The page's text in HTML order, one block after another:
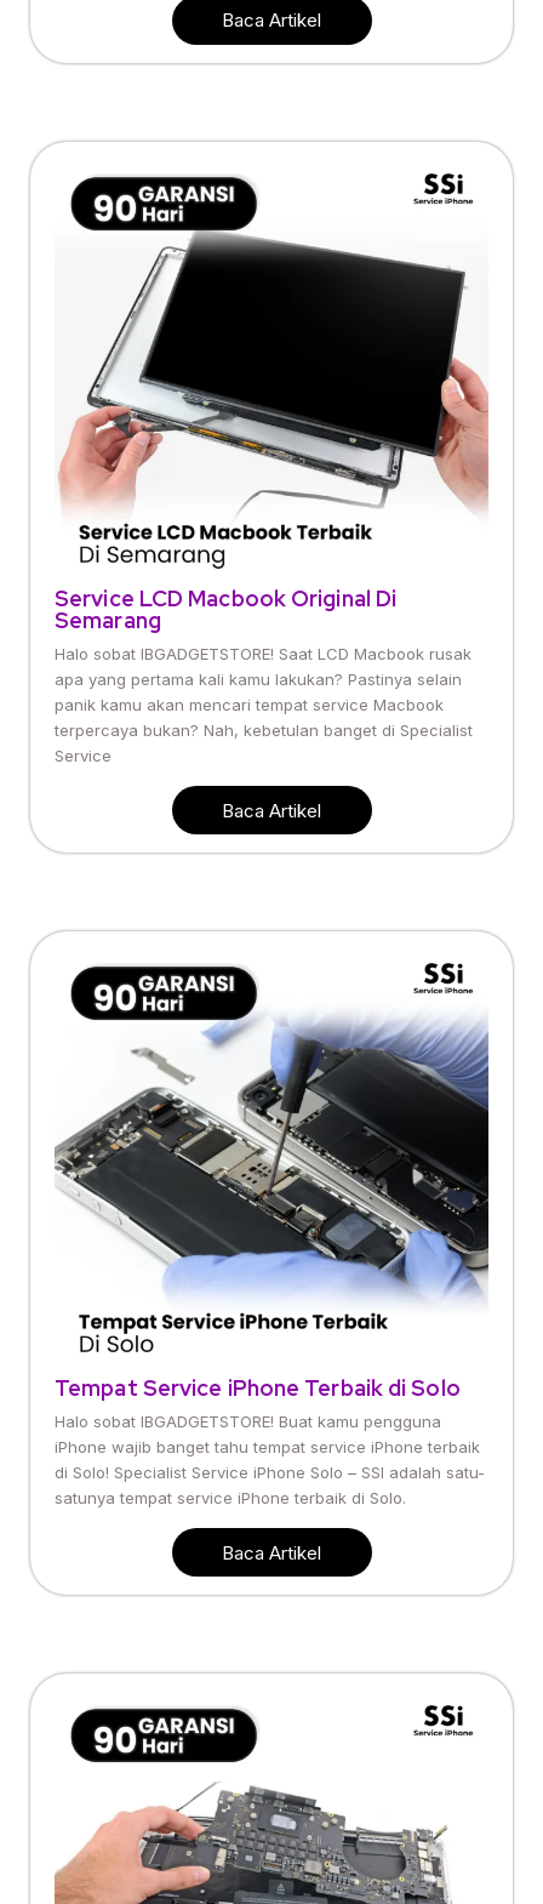
Baca Artikel
Service LCD Macbook Original Di
Semarang
Halo sobat IBGADGETSTORE! Saat LCD Macbook rusak
apa yang pertama kali kamu lakukan? Pastinya selain
panik kamu akan mencari tempat service Macbook
terpercaya bukan? Nah, kebetulan banget di Specialist
Service
Baca Artikel
Tempat Service iPhone Terbaik di Solo
Halo sobat IBGADGETSTORE! Buat kamu pengguna
iPhone wajib banget tahu tempat service iPhone terbaik
di Solo! Specialist Service iPhone Solo – SSI adalah satu-
satunya tempat service iPhone terbaik di Solo.
Baca Artikel